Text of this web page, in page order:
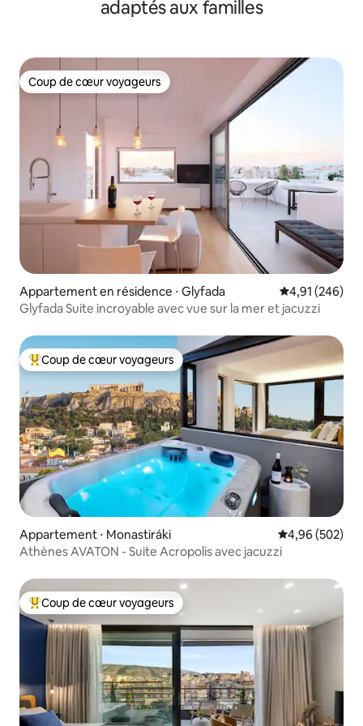
adaptés aux familles
Coup de cœur voyageurs
Coup de cœur voyageurs
Appartement en résidence ⋅ Glyfada Évaluation
4,91 (246)
Glyfada Suite incroyable avec vue sur la mer et jacuzzi
Coups de cœur voyageurs les plus appréciés
Coup de cœur voyageurs
Appartement ⋅ Monastiráki Évaluation
4,96 (502)
Athènes AVATON - Suite Acropolis avec jacuzzi
Coups de cœur voyageurs les plus appréciés
Coup de cœur voyageurs